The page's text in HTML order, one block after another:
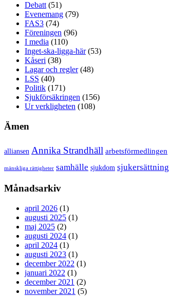
Debatt (51)
Evenemang (79)
FAS3 (74)
Föreningen (96)
I media (110)
Inget-ska-ligga-här(53)
Kåseri (38)
Lagar och regler(48)
LSS (40)
Politik (171)
Sjukförsäkringen (156)
Ur verkligheten (108)
Ämen
alliansen Annika Strandhäll arbetsförmedlingen
mänskliga rättigheter samhälle sjukdom sjukersättning
Månadsarkiv
april 2026 (1)
augusti 2025 (1)
maj 2025 (2)
augusti 2024 (1)
april 2024 (1)
augusti 2023 (1)
december 2022 (1)
januari 2022 (1)
december 2021 (2)
november 2021 (5)